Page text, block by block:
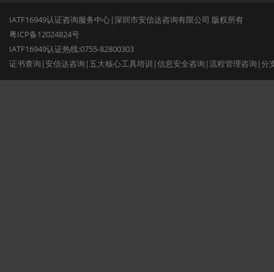
IATF16949认证咨询服务中心|深圳市安信达咨询有限公司 版权所有
粤ICP备12024824号
IATF16949认证热线:0755-82800303
证书查询 |安信达咨询 | 五大核心工具培训 |信息安全咨询 |流程管理咨询 |分